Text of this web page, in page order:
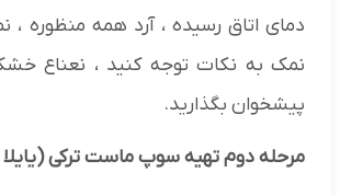
دمای اتاق رسیده ، آرد همه منظوره ،
نمک به نکات توجه کنید ، نعناع
پیشخوان بگذارید.
مرحله دوم تهیه سوپ ماست ترکی